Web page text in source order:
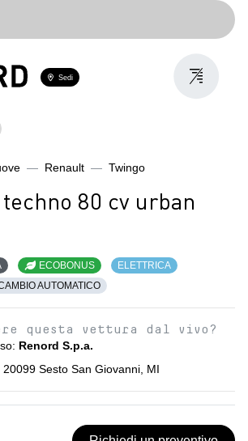
Sedi
Renault Twingo
techno 80 cv urban
ECOBONUS
ELETTRICA
AUTOMATICO
questa vettura dal vivo?
Renord S.p.a.
Sesto San Giovanni, MI